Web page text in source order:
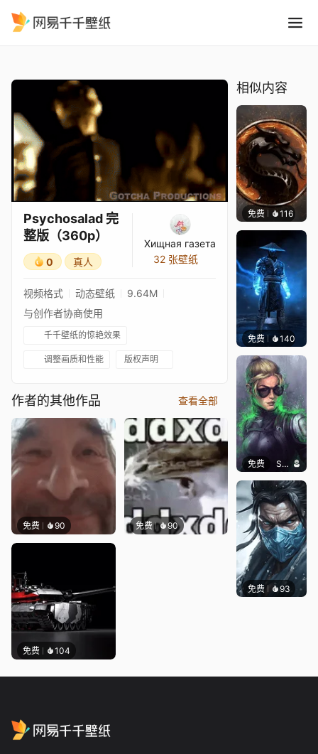
Psychosalad 完
整版（360p）
0 真人
Хищная газета
32 张壁纸
视频格式 动态壁纸
9.64M
与创作者协商使用
千千壁纸的惊艳效果
调整画质和性能 版权声明
作者的其他作品 查看全部
免费 90 免费 90
免费 104
相似内容
免费 116
免费 140
免费 SomethingEPIC
免费 93 Niara